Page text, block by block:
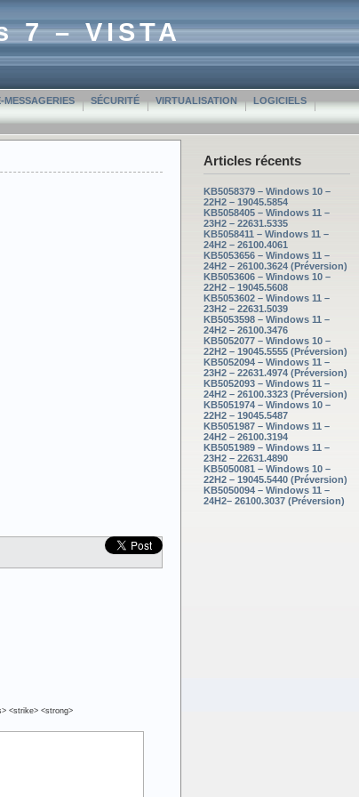
7 – VISTA
MESSAGERIES SÉCURITÉ VIRTUALISATION LOGICIELS
Articles récents
KB5058379 – Windows 10 –
22H2 – 19045.5854
KB5058405 – Windows 11 –
23H2 – 22631.5335
KB5058411 – Windows 11 –
24H2 – 26100.4061
KB5053656 – Windows 11 –
24H2 – 26100.3624 (Préversion)
KB5053606 – Windows 10 –
22H2 – 19045.5608
KB5053602 – Windows 11 –
23H2 – 22631.5039
KB5053598 – Windows 11 –
24H2 – 26100.3476
KB5052077 – Windows 10 –
22H2 – 19045.5555 (Préversion)
KB5052094 – Windows 11 –
23H2 – 22631.4974 (Préversion)
KB5052093 – Windows 11 –
24H2 – 26100.3323 (Préversion)
KB5051974 – Windows 10 –
22H2 – 19045.5487
KB5051987 – Windows 11 –
24H2 – 26100.3194
KB5051989 – Windows 11 –
23H2 – 22631.4890
KB5050081 – Windows 10 –
22H2 – 19045.5440 (Préversion)
KB5050094 – Windows 11 –
24H2– 26100.3037 (Préversion)
<strike> <strong>